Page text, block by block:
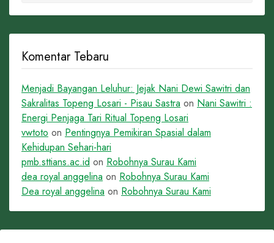
Komentar Tebaru
Menjadi Bayangan Leluhur: Jejak Nani Dewi Sawitri dan
Sakralitas Topeng Losari - Pisau Sastra on Nani Sawitri :
Energi Penjaga Tari Ritual Topeng Losari
vwtoto on Pentingnya Pemikiran Spasial dalam
Kehidupan Sehari-hari
pmb.sttians.ac.id on Robohnya Surau Kami
dea royal anggelina on Robohnya Surau Kami
Dea royal anggelina on Robohnya Surau Kami